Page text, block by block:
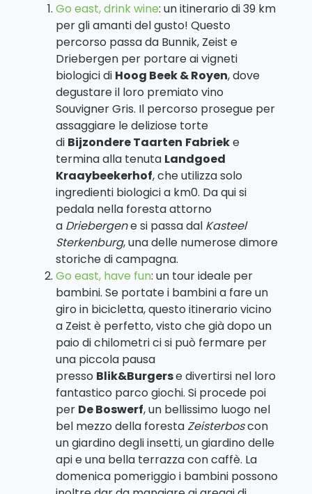
Go east, drink wine: un itinerario di 39 km
per gli amanti del gusto! Questo
percorso passa da Bunnik, Zeist e
Driebergen per portare ai vigneti
biologici di Hoog Beek & Royen, dove
degustare il loro premiato vino
Souvigner Gris. Il percorso prosegue per
assaggiare le deliziose torte
di Bijzondere Taarten Fabrieke
termina alla tenuta Landgoed
Kraaybeekerhof, che utilizza solo
ingredienti biologici a km0. Da qui si
pedala nella foresta attorno
a Driebergene si passa dal Kasteel
Sterkenburg, una delle numerose dimore
storiche di campagna.
Go east, have fun: un tour ideale per
bambini. Se portate i bambini a fare un
giro in bicicletta, questo itinerario vicino
a Zeist è perfetto, visto che già dopo un
paio di chilometri ci si può fermare per
una piccola pausa
presso Blik&Burgerse divertirsi nel loro
fantastico parco giochi. Si procede poi
per De Boswerf, un bellissimo luogo nel
bel mezzo della forestaZeisterboscon
un giardino degli insetti,un giardino delle
api e una bella terrazza con caffè. La
domenica pomeriggio i bambini possono